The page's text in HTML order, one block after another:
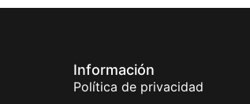
Información
Política de privacidad